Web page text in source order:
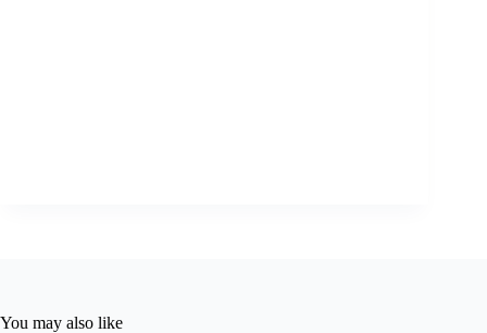
You may also like